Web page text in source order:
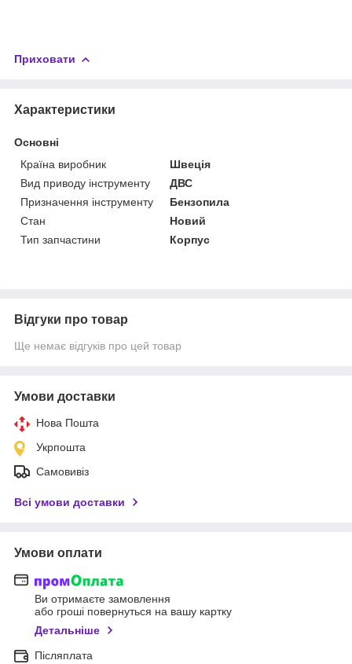
Приховати
Характеристики
Основні
Країна виробник
Швеція
Вид приводу інструменту
ДВС
Призначення інструменту
Бензопила
Стан
Новий
Тип запчастини
Корпус
Відгуки про товар
Ще немає відгуків про цей товар
Умови доставки
Нова Пошта
Укрпошта
Самовивіз
Всі умови доставки
Умови оплати
Ви отримаєте замовлення
або гроші повернуться на вашу картку
Детальніше
Післяплата